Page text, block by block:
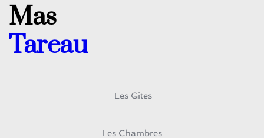
Mas
Tareau
Les Gîtes
Les Chambres